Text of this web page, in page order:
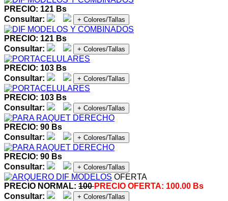
PRECIO: 121 Bs
Consultar:
+ Colores/Tallas
PRECIO: 121 Bs
Consultar:
+ Colores/Tallas
PRECIO: 103 Bs
Consultar:
+ Colores/Tallas
PRECIO: 103 Bs
Consultar:
+ Colores/Tallas
PRECIO: 90 Bs
Consultar:
+ Colores/Tallas
PRECIO: 90 Bs
Consultar:
+ Colores/Tallas
OFERTA
PRECIO NORMAL: 100PRECIO OFERTA: 100.00 Bs
Consultar:
+ Colores/Tallas